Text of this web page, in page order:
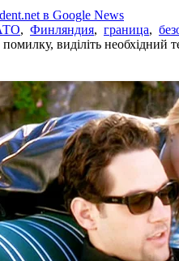
в Google News
, Финляндия, граница,
виділіть необхідний